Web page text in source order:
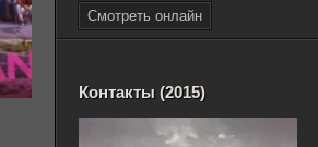
Смотреть онлайн
Контакты (2015)